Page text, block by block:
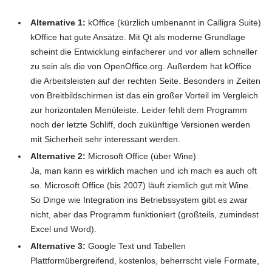
Alternative 1: kOffice (kürzlich umbenannt in Calligra Suite)
kOffice hat gute Ansätze. Mit Qt als moderne Grundlage
scheint die Entwicklung einfacherer und vor allem schneller
zu sein als die von OpenOffice.org. Außerdem hat kOffice
die Arbeitsleisten auf der rechten Seite. Besonders in Zeiten
von Breitbildschirmen ist das ein großer Vorteil im Vergleich
zur horizontalen Menüleiste. Leider fehlt dem Programm
noch der letzte Schliff, doch zukünftige Versionen werden
mit Sicherheit sehr interessant werden.
Alternative 2: Microsoft Office (über Wine)
Ja, man kann es wirklich machen und ich mach es auch oft
so. Microsoft Office (bis 2007) läuft ziemlich gut mit Wine.
So Dinge wie Integration ins Betriebssystem gibt es zwar
nicht, aber das Programm funktioniert (großteils, zumindest
Excel und Word).
Alternative 3: Google Text und Tabellen
Plattformübergreifend, kostenlos, beherrscht viele Formate,